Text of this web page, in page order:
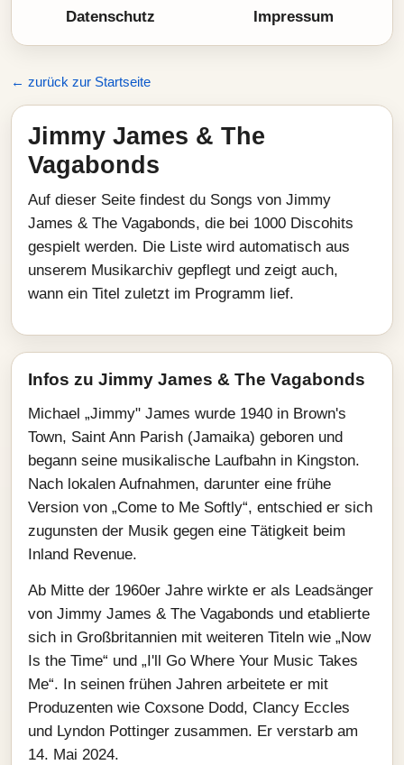
Datenschutz Impressum
← zurück zur Startseite
Jimmy James & The
Vagabonds
Auf dieser Seite findest du Songs von Jimmy
James & The Vagabonds, die bei 1000 Discohits
gespielt werden. Die Liste wird automatisch aus
unserem Musikarchiv gepflegt und zeigt auch,
wann ein Titel zuletzt im Programm lief.
Infos zu Jimmy James & The Vagabonds
Michael „Jimmy" James wurde 1940 in Brown's
Town, Saint Ann Parish (Jamaika) geboren und
begann seine musikalische Laufbahn in Kingston.
Nach lokalen Aufnahmen, darunter eine frühe
Version von „Come to Me Softly“, entschied er sich
zugunsten der Musik gegen eine Tätigkeit beim
Inland Revenue.
Ab Mitte der 1960er Jahre wirkte er als Leadsänger
von Jimmy James & The Vagabonds und etablierte
sich in Großbritannien mit weiteren Titeln wie „Now
Is the Time“ und „I'll Go Where Your Music Takes
Me“. In seinen frühen Jahren arbeitete er mit
Produzenten wie Coxsone Dodd, Clancy Eccles
und Lyndon Pottinger zusammen. Er verstarb am
14. Mai 2024.